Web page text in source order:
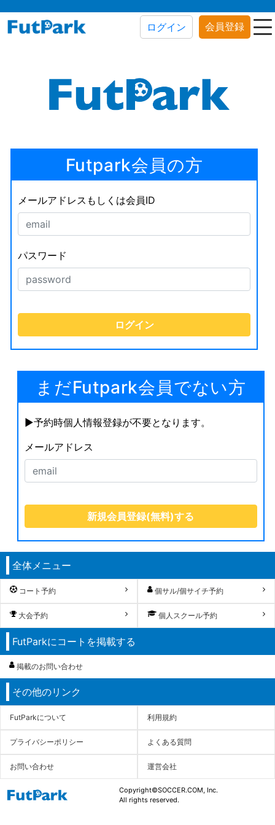
ログイン 会員登録
Futpark会員の方
メールアドレスもしくは会員ID
パスワード
まだFutpark会員でない方
▶︎予約時個人情報登録が不要となります。
メールアドレス
全体メニュー
コート予約 個サル/個サイチ予約
大会予約 個人スクール予約
FutParkにコートを掲載する
掲載のお問い合わせ
その他のリンク
FutParkについて 利用規約
プライバシーポリシー よくある質問
お問い合わせ 運営会社
Copyright©SOCCER.COM, Inc.
All rights reserved.